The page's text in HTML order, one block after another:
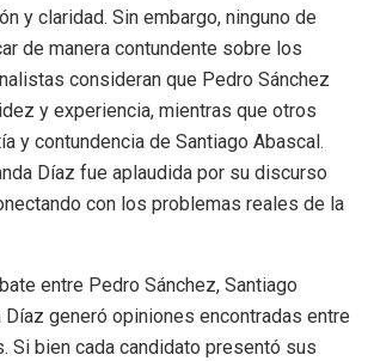
y claridad. Sin embargo, ninguno de
de manera contundente sobre los
consideran que Pedro Sánchez
y experiencia, mientras que otros
y contundencia de Santiago Abascal.
Díaz fue aplaudida por su discurso
con los problemas reales de la
entre Pedro Sánchez, Santiago
Díaz generó opiniones encontradas entre
Si bien cada candidato presentó sus